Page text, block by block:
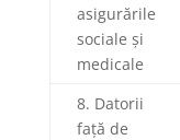
asigurările
sociale și
medicale
8. Datorii
față de